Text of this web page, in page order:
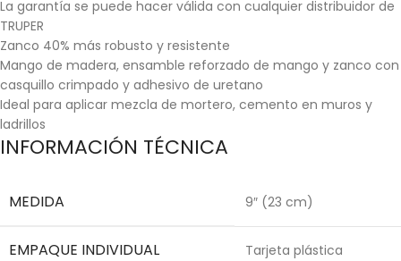
La garantía se puede hacer válida con cualquier distribuidor de
TRUPER
Zanco 40% más robusto y resistente
Mango de madera, ensamble reforzado de mango y zanco con
casquillo crimpado y adhesivo de uretano
Ideal para aplicar mezcla de mortero, cemento en muros y
ladrillos
INFORMACIÓN TÉCNICA
MEDIDA 9″ (23 cm)
EMPAQUE INDIVIDUAL Tarjeta plástica